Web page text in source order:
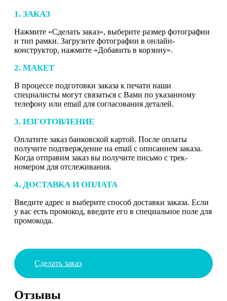
1. ЗАКАЗ
Нажмите «Сделать заказ», выберите размер фотографии
и тип рамки. Загрузите фотографии в онлайн-
конструктор, нажмите «Добавить в корзину».
2. МАКЕТ
В процессе подготовки заказа к печати наши
специалисты могут связаться с Вами по указанному
телефону или email для согласования деталей.
3. ИЗГОТОВЛЕНИЕ
Оплатите заказ банковской картой. После оплаты
получите подтверждение на email с описанием заказа.
Когда отправим заказ вы получите письмо с трек-
номером для отслеживания.
4. ДОСТАВКА И ОПЛАТА
Введите адрес и выберите способ доставки заказа. Если
у вас есть промокод, введите его в специальное поле для
промокода.
Сделать заказ
Отзывы